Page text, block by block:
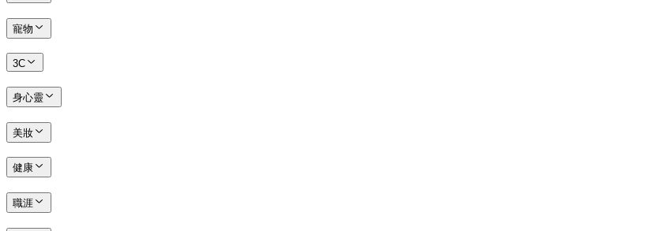
寵物
3C
身心靈
美妝
健康
職涯